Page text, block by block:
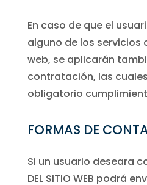
En caso de que el
alguno de los servicios
web, se aplicarán
contratación, las
obligatorio
FORMAS DE
Si un usuario deseara
DEL SITIO WEB podrá